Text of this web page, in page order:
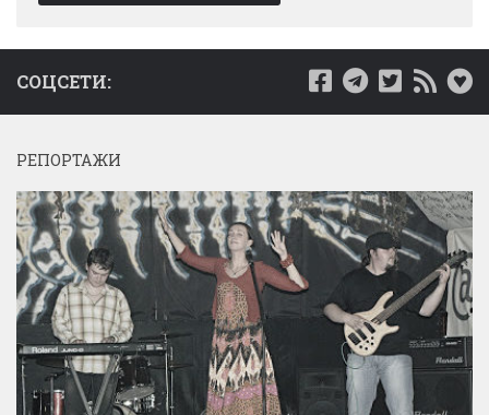
СОЦСЕТИ:
РЕПОРТАЖИ